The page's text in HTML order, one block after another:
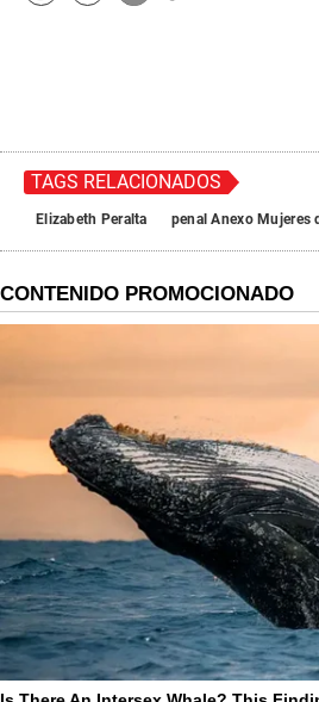
TAGS RELACIONADOS
Elizabeth Peralta penal Anexo Mujeres